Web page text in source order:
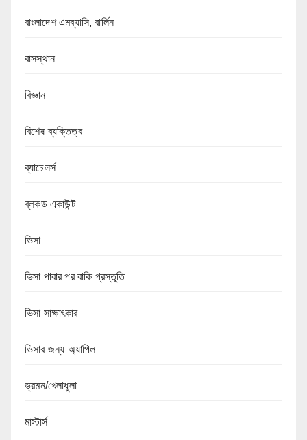
বাংলাদেশ এমব্যাসি, বার্লিন
বাসস্থান
বিজ্ঞান
বিশেষ ব্যক্তিত্ব
ব্যাচেলর্স
ব্লকড একাউন্ট
ভিসা
ভিসা পাবার পর বাকি প্রস্তুতি
ভিসা সাক্ষাৎকার
ভিসার জন্য অ্যাপিল
ভ্রমন/খেলাধুলা
মাস্টার্স